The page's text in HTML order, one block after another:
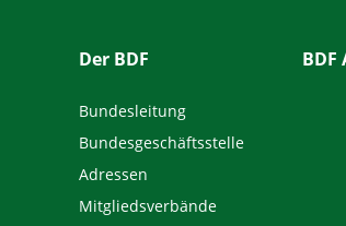
Der BDF
Bundesleitung
Bundesgeschäftsstelle
Adressen
Mitgliedsverbände
BDF